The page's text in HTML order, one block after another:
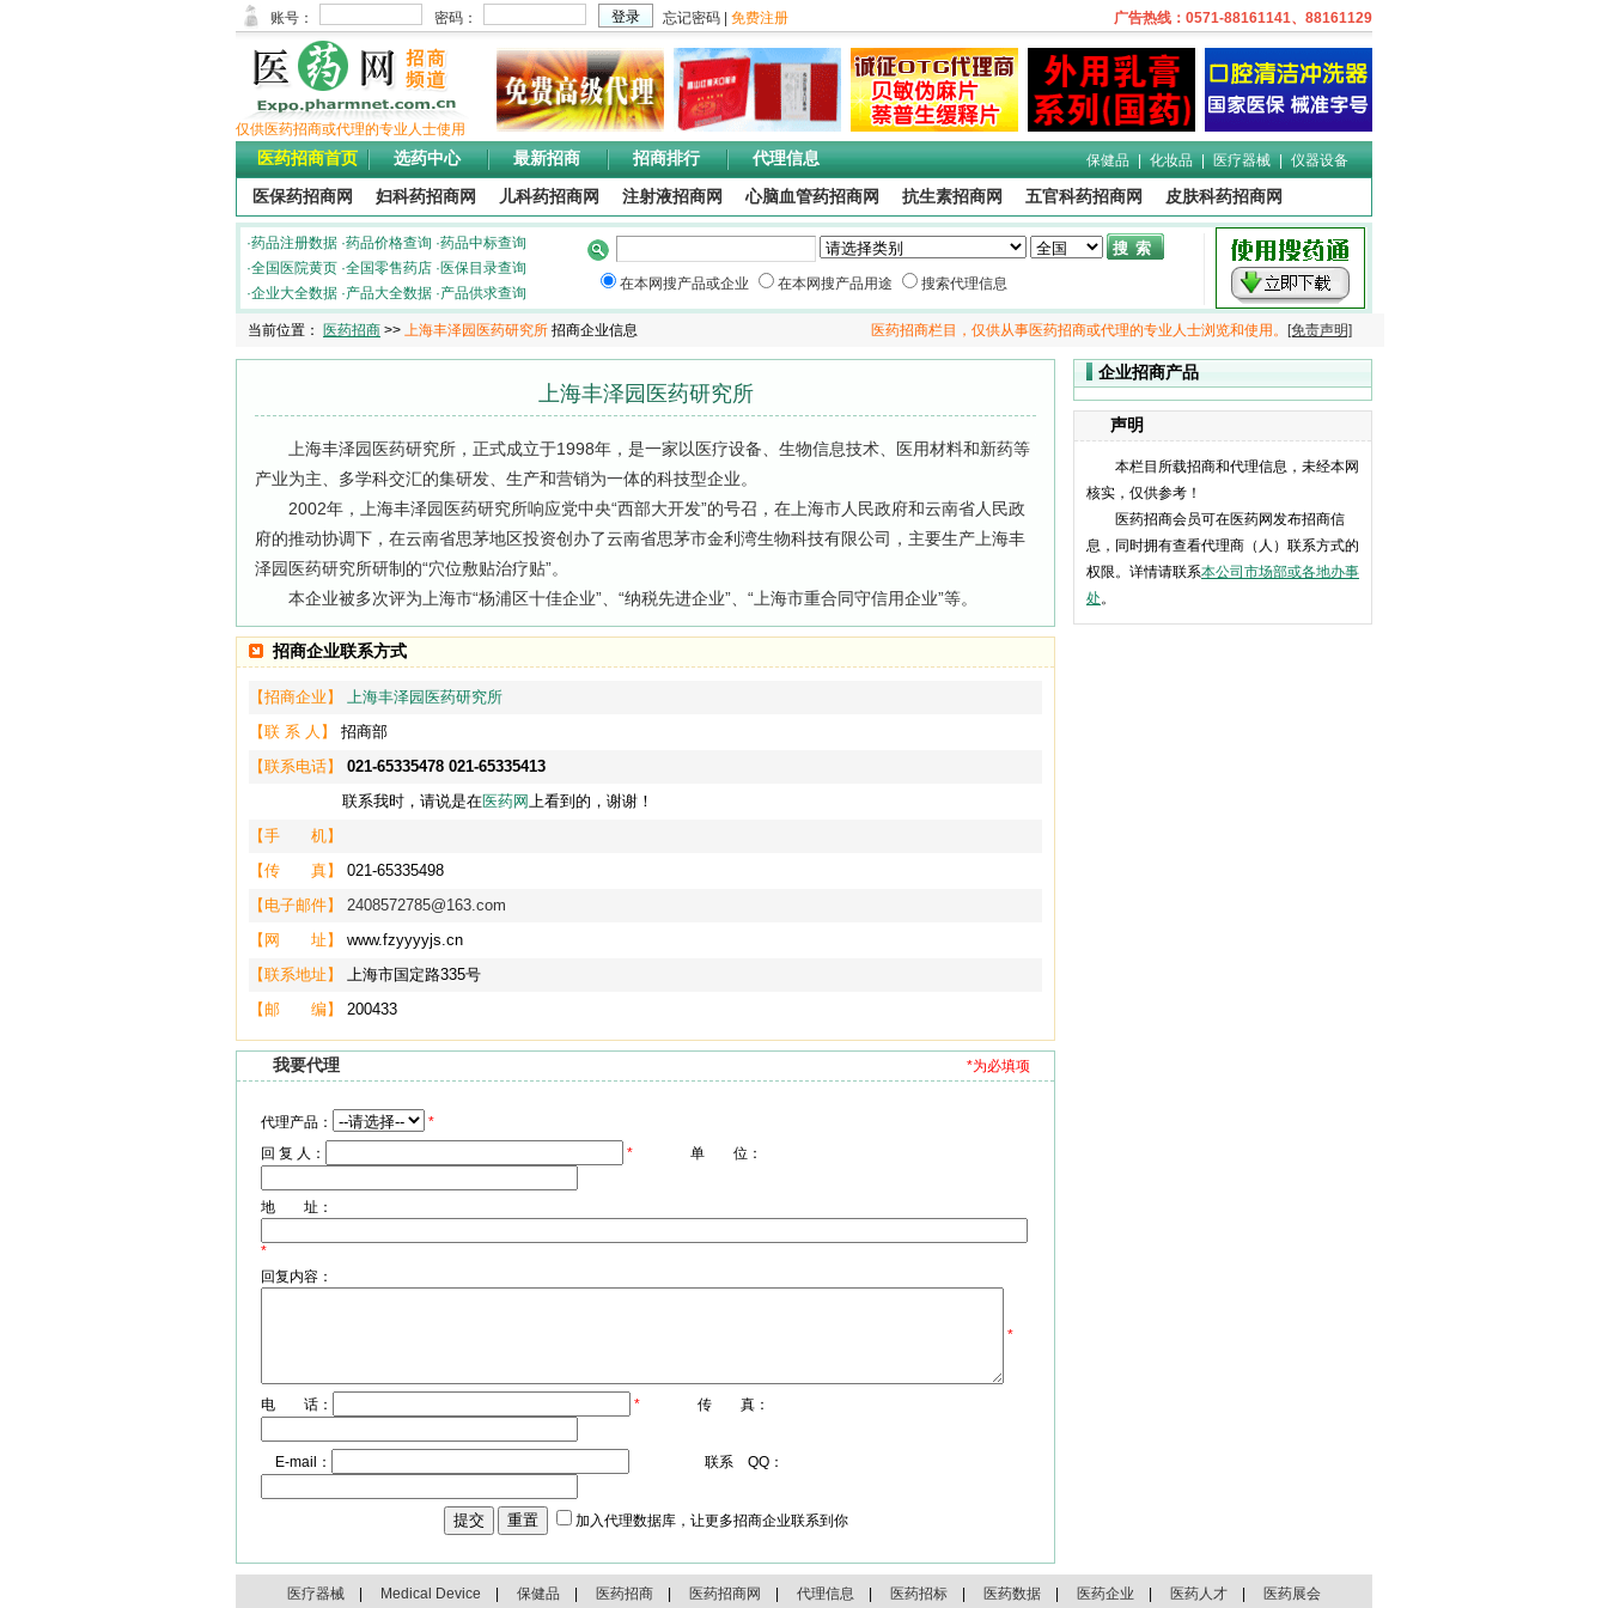
仅供医药招商或代理的专业人士使用
医药招商首页 选药中心 最新招商 招商排行 代理信息 保健品 | 化妆品 | 医疗器械 | 仪器设备
医保药招商网 妇科药招商网 儿科药招商网 注射液招商网 心脑血管药招商网 抗生素招商网 五官科药招商网 皮肤科药招商网
·药品注册数据 ·药品价格查询 ·药品中标查询
·全国医院黄页 ·全国零售药店 · 医保目录查询
·企业大全数据 ·产品大全数据 ·产品供求查询
在本网搜产品或企业 在本网搜产品用途 搜索代理信息
当前位置： 医药招商 >> 上海丰泽园医药研究所 招商企业信息 医药招商栏目，仅供从事医药招商或代理的专业人士浏览和使用。 [免责声明]
上海丰泽园医药研究所
上海丰泽园医药研究所，正式成立于1998年，是一家以医疗设备、生物信息技术、医用材料和新药等
产业为主、多学科交汇的集研发、生产和营销为一体的科技型企业。
2002年，上海丰泽园医药研究所响应党中央“西部大开发”的号召，在上海市人民政府和云南省人民政
府的推动协调下，在云南省思茅地区投资创办了云南省思茅市金利湾生物科技有限公司，主要生产上海丰
泽园医药研究所研制的“穴位敷贴治疗贴”。
本企业被多次评为上海市“杨浦区十佳企业”、“纳税先进企业”、“上海市重合同守信用企业”等。
招商企业联系方式
【招商企业】
上海丰泽园医药研究所
【联 系 人】
招商部
【联系电话】
021-65335478 021-65335413
联系我时，请说是在医药网上看到的，谢谢！
【手 机】
【传 真】
021-65335498
【电子邮件】
2408572785@163.com
【网 址】
www.fzyyyyjs.cn
【联系地址】
上海市国定路335号
【邮 编】
200433
我要代理 *为必填项
代理产品：
*
回 复 人：
* 单 位：
地 址：
*
回复内容：
*
电 话： * 传 真：
E-mail： 联系 QQ：
加入代理数据库，让更多招商企业联系到你
企业招商产品
声明
本栏目所载招商和代理信息，未经本网
核实，仅供参考！
医药招商会员可在医药网发布招商信
息，同时拥有查看代理商（人）联系方式的
权限。详情请联系本公司市场部或各地办事
处。
医疗器械 Medical Device 保健品 医药招商 医药招商网 代理信息 医药招标 医药数据 医药企业 医药人才 医药展会